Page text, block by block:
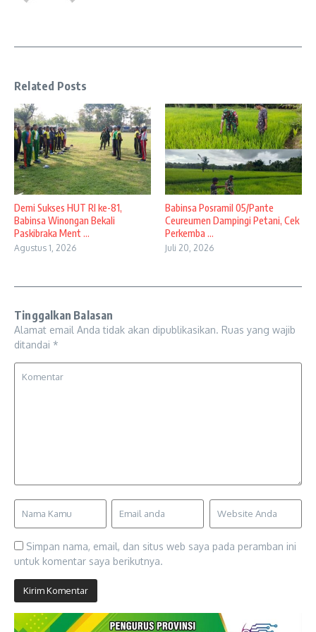
Related Posts
Demi Sukses HUT RI ke-81,
Babinsa Winongan Bekali
Paskibraka Ment ...
Agustus 1, 2026
Babinsa Posramil 05/Pante
Ceureumen Dampingi Petani, Cek
Perkemba ...
Juli 20, 2026
Tinggalkan Balasan
Alamat email Anda tidak akan dipublikasikan. Ruas yang wajib
ditandai *
Simpan nama, email, dan situs web saya pada peramban ini
untuk komentar saya berikutnya.